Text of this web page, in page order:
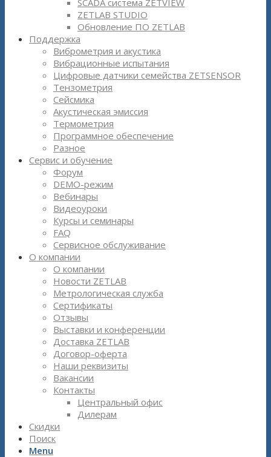
SCADA система ZETVIEW
ZETLAB STUDIO
Обновление ПО ZETLAB
Поддержка
Виброметрия и акустика
Вибрационные испытания
Цифровые датчики семейства ZETSENSOR
Тензометрия
Сейсмика
Акустическая эмиссия
Термометрия
Программное обеспечение
Разное
Сервис и обучение
Форум
DEMO-режим
Вебинары
Видеоуроки
Курсы и семинары
FAQ
Сервисное обслуживание
О компании
О компании
Новости ZETLAB
Метрологическая служба
Сертификаты
Отзывы
Выставки и конференции
Доставка ZETLAB
Договор-оферта
Наши реквизиты
Вакансии
Контакты
Центральный офис
Дилерам
Скидки
Поиск
Menu